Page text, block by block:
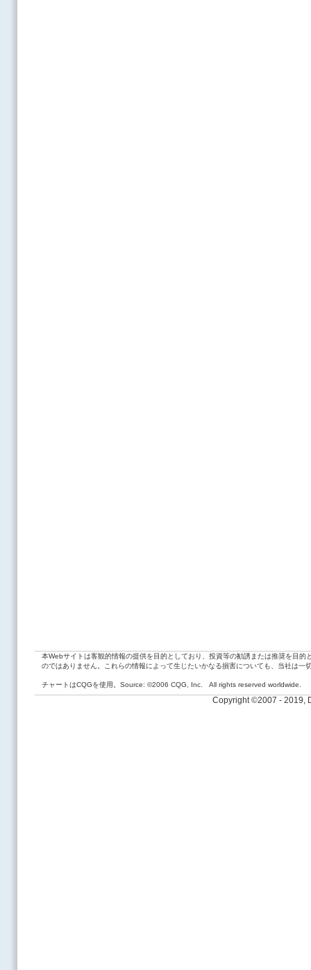
本Webサイトは客観的情報の提供を目的としており、投資等の勧誘または推奨を目
のではありません。これらの情報によって生じたいかなる損害についても、当社は一
チャートはCQGを使用。Source: ©2006 CQG, Inc. All rights reserved worldwide.
Copyright ©2007 - 2019,